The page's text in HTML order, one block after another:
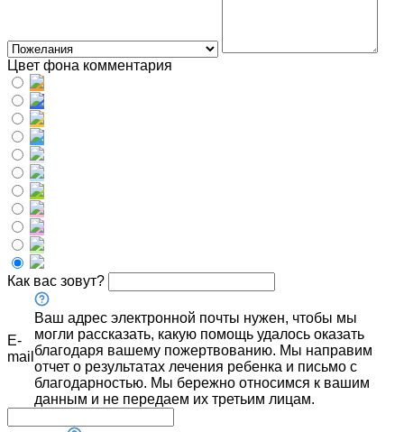
Цвет фона комментария
Как вас зовут?
E-
mail
Ваш адрес электронной почты нужен, чтобы мы
могли рассказать, какую помощь удалось оказать
благодаря вашему пожертвованию. Мы направим
отчет о результатах лечения ребенка и письмо с
благодарностью. Мы бережно относимся к вашим
данным и не передаем их третьим лицам.